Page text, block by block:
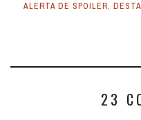
ALERTA DE SPOILER,
23